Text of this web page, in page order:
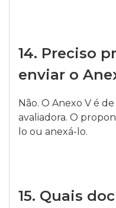
14. Preciso
enviar o
Não. O Anexo V é
avaliadora. O
lo ou anexá-lo.
15. Quais